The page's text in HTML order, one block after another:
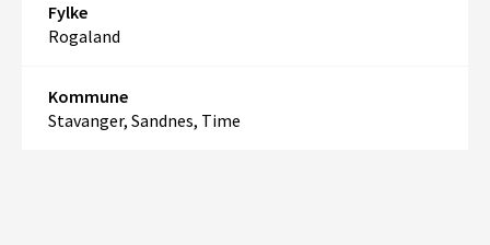
Fylke
Rogaland
Kommune
Stavanger, Sandnes, Time